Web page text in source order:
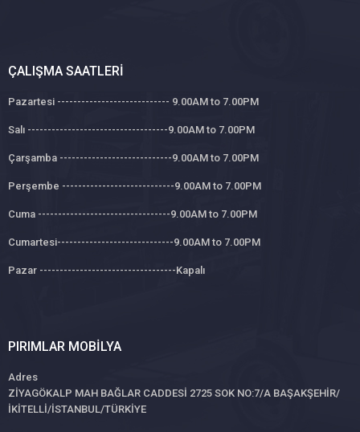
ÇALIŞMA SAATLERI
Pazartesi ---------------------------- 9.00AM to 7.00PM
Salı -----------------------------------9.00AM to 7.00PM
Çarşamba ----------------------------9.00AM to 7.00PM
Perşembe ----------------------------9.00AM to 7.00PM
Cuma ---------------------------------9.00AM to 7.00PM
Cumartesi-----------------------------9.00AM to 7.00PM
Pazar ----------------------------------Kapalı
PIRIMLAR MOBILYA
Adres
ZİYAGÖKALP MAH BAĞLAR CADDESİ 2725 SOK NO:7/A BAŞAKŞEHİR/
İKİTELLİ/İSTANBUL/TÜRKİYE